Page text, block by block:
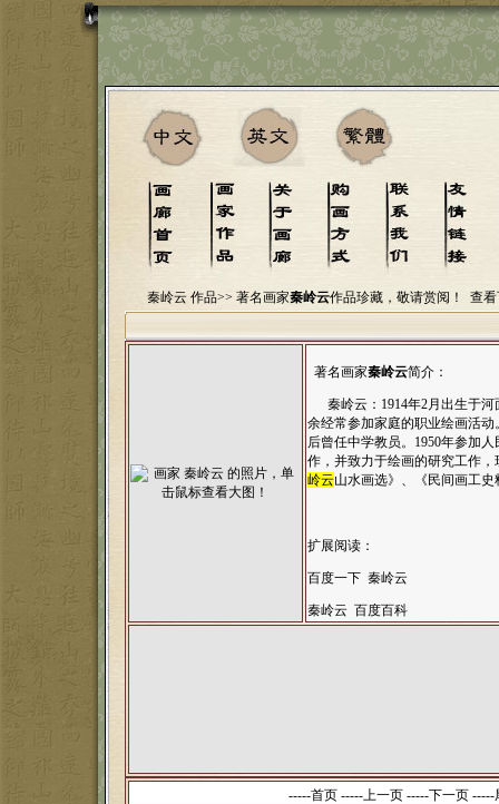
秦岭云 作品>> 著名画家秦岭云作品珍藏，敬请赏阅！ 查
著名画家秦岭云简介：
秦岭云：1914年2月出生于河
余经常参加家庭的职业绘画活
后曾任中学教员。1950年参加
作，并致力于绘画的研究工作
岭云山水画选》、《民间画工
扩展阅读：
百度一下 秦岭云
秦岭云 百度百科
-----首页-----上一页 -----下一页 -----